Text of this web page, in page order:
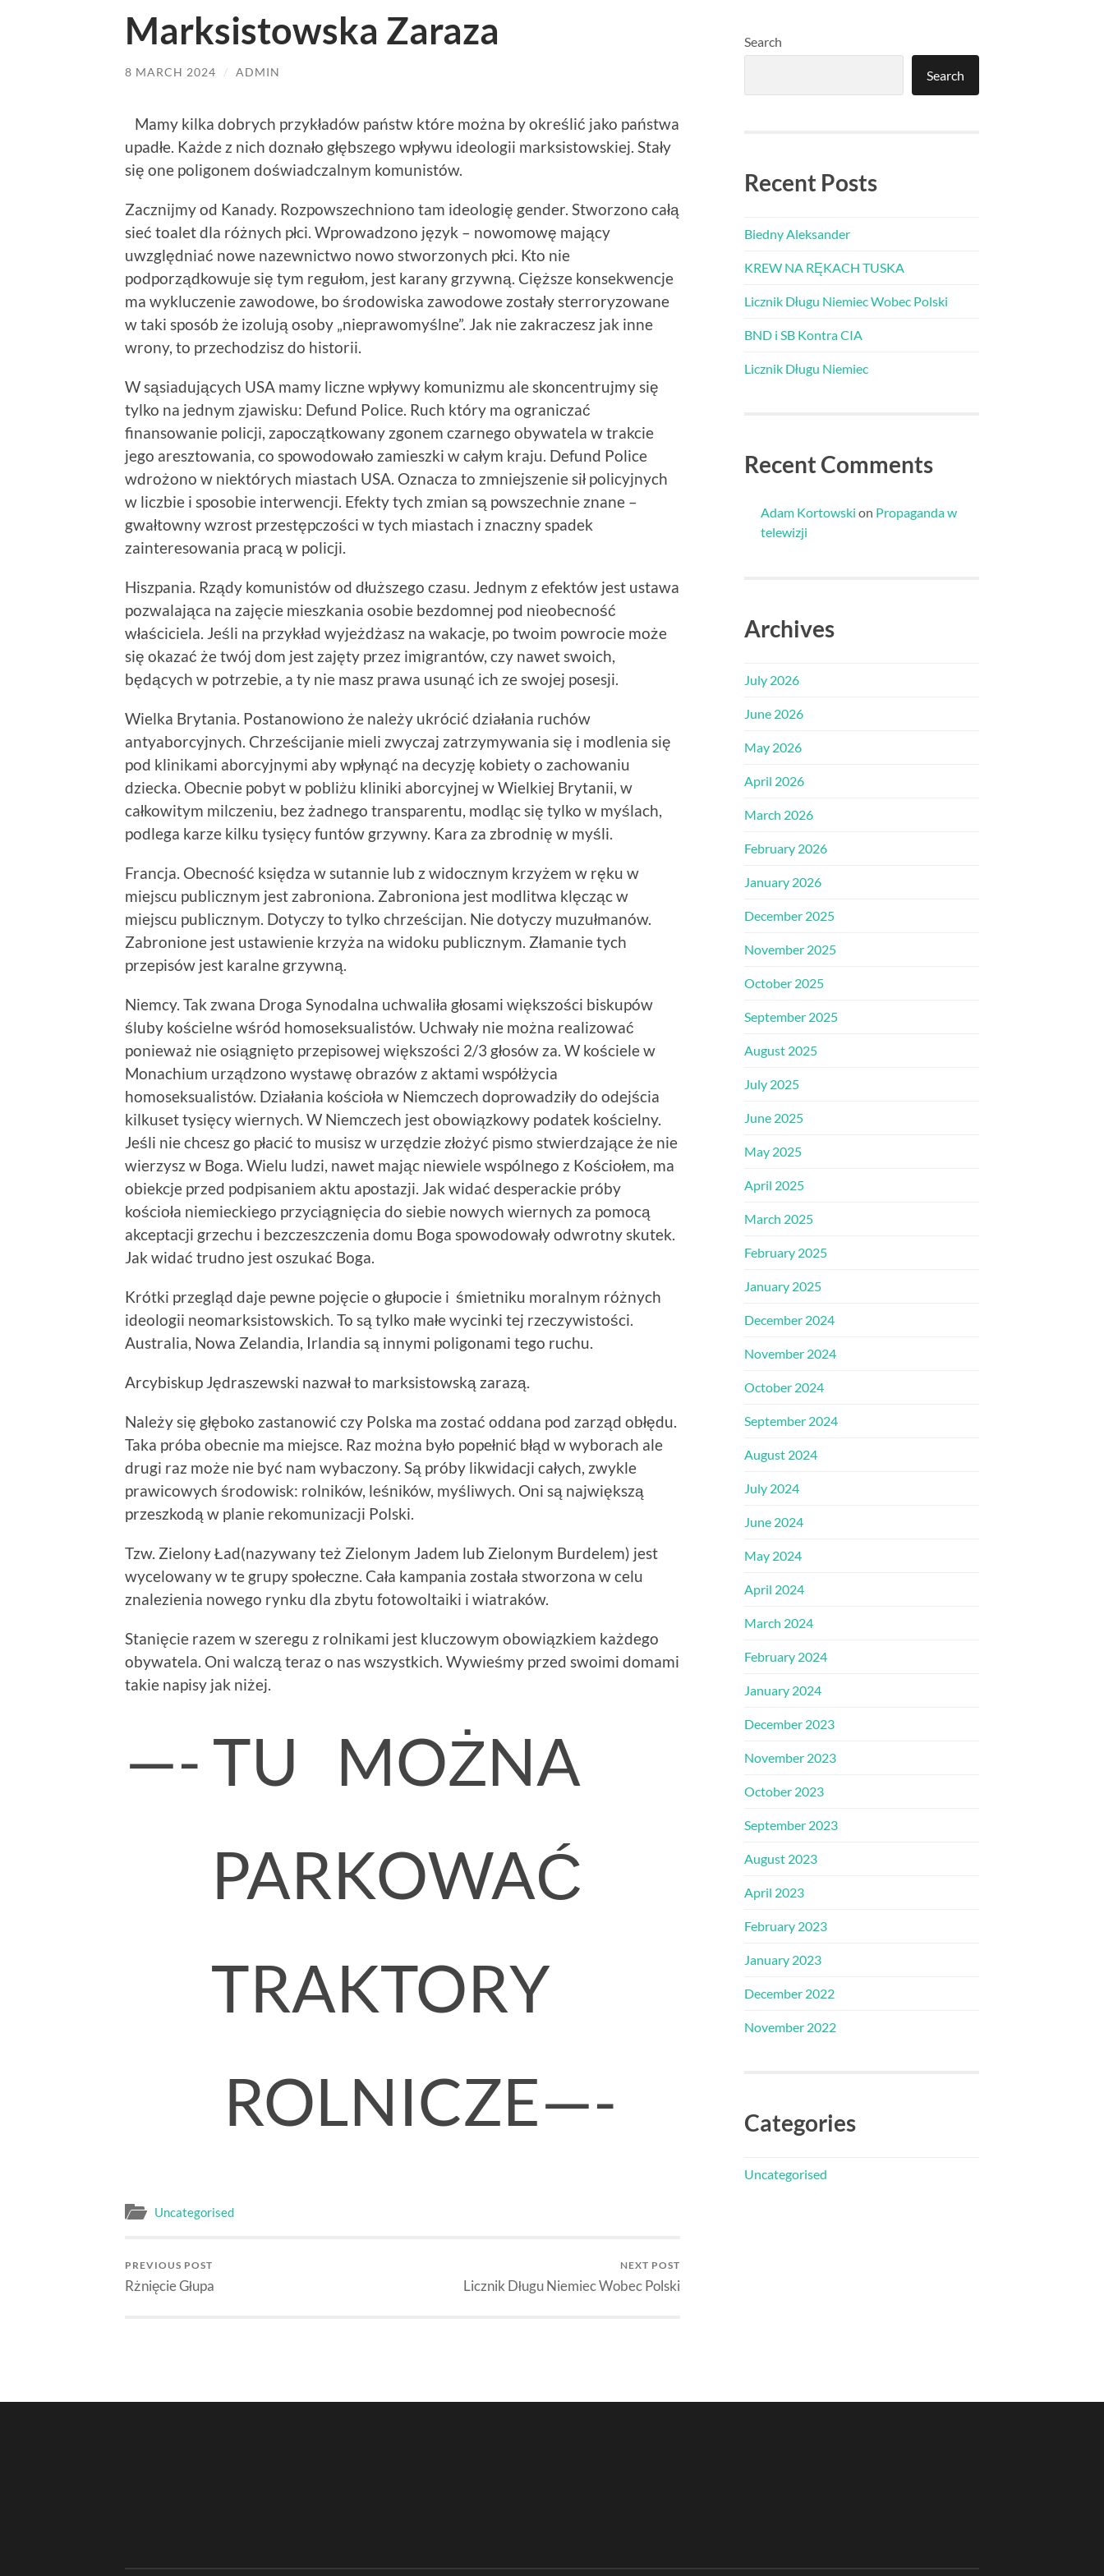
Marksistowska Zaraza
8 MARCH 2024 / ADMIN
Mamy kilka dobrych przykładów państw które można by określić jako państwa
upadłe. Każde z nich doznało głębszego wpływu ideologii marksistowskiej. Stały
się one poligonem doświadczalnym komunistów.
Zacznijmy od Kanady. Rozpowszechniono tam ideologię gender. Stworzono całą
sieć toalet dla różnych płci. Wprowadzono język – nowomowę mający
uwzględniać nowe nazewnictwo nowo stworzonych płci. Kto nie
podporządkowuje się tym regułom, jest karany grzywną. Cięższe konsekwencje
ma wykluczenie zawodowe, bo środowiska zawodowe zostały sterroryzowane
w taki sposób że izolują osoby „nieprawomyślne”. Jak nie zakraczesz jak inne
wrony, to przechodzisz do historii.
W sąsiadujących USA mamy liczne wpływy komunizmu ale skoncentrujmy się
tylko na jednym zjawisku: Defund Police. Ruch który ma ograniczać
finansowanie policji, zapoczątkowany zgonem czarnego obywatela w trakcie
jego aresztowania, co spowodowało zamieszki w całym kraju. Defund Police
wdrożono w niektórych miastach USA. Oznacza to zmniejszenie sił policyjnych
w liczbie i sposobie interwencji. Efekty tych zmian są powszechnie znane –
gwałtowny wzrost przestępczości w tych miastach i znaczny spadek
zainteresowania pracą w policji.
Hiszpania. Rządy komunistów od dłuższego czasu. Jednym z efektów jest ustawa
pozwalająca na zajęcie mieszkania osobie bezdomnej pod nieobecność
właściciela. Jeśli na przykład wyjeżdżasz na wakacje, po twoim powrocie może
się okazać że twój dom jest zajęty przez imigrantów, czy nawet swoich,
będących w potrzebie, a ty nie masz prawa usunąć ich ze swojej posesji.
Wielka Brytania. Postanowiono że należy ukrócić działania ruchów
antyaborcyjnych. Chrześcijanie mieli zwyczaj zatrzymywania się i modlenia się
pod klinikami aborcyjnymi aby wpłynąć na decyzję kobiety o zachowaniu
dziecka. Obecnie pobyt w pobliżu kliniki aborcyjnej w Wielkiej Brytanii, w
całkowitym milczeniu, bez żadnego transparentu, modląc się tylko w myślach,
podlega karze kilku tysięcy funtów grzywny. Kara za zbrodnię w myśli.
Francja. Obecność księdza w sutannie lub z widocznym krzyżem w ręku w
miejscu publicznym jest zabroniona. Zabroniona jest modlitwa klęcząc w
miejscu publicznym. Dotyczy to tylko chrześcijan. Nie dotyczy muzułmanów.
Zabronione jest ustawienie krzyża na widoku publicznym. Złamanie tych
przepisów jest karalne grzywną.
Niemcy. Tak zwana Droga Synodalna uchwaliła głosami większości biskupów
śluby kościelne wśród homoseksualistów. Uchwały nie można realizować
ponieważ nie osiągnięto przepisowej większości 2/3 głosów za. W kościele w
Monachium urządzono wystawę obrazów z aktami współżycia
homoseksualistów. Działania kościoła w Niemczech doprowadziły do odejścia
kilkuset tysięcy wiernych. W Niemczech jest obowiązkowy podatek kościelny.
Jeśli nie chcesz go płacić to musisz w urzędzie złożyć pismo stwierdzające że nie
wierzysz w Boga. Wielu ludzi, nawet mając niewiele wspólnego z Kościołem, ma
obiekcje przed podpisaniem aktu apostazji. Jak widać desperackie próby
kościoła niemieckiego przyciągnięcia do siebie nowych wiernych za pomocą
akceptacji grzechu i bezczeszczenia domu Boga spowodowały odwrotny skutek.
Jak widać trudno jest oszukać Boga.
Krótki przegląd daje pewne pojęcie o głupocie i śmietniku moralnym różnych
ideologii neomarksistowskich. To są tylko małe wycinki tej rzeczywistości.
Australia, Nowa Zelandia, Irlandia są innymi poligonami tego ruchu.
Arcybiskup Jędraszewski nazwał to marksistowską zarazą.
Należy się głęboko zastanowić czy Polska ma zostać oddana pod zarząd obłędu.
Taka próba obecnie ma miejsce. Raz można było popełnić błąd w wyborach ale
drugi raz może nie być nam wybaczony. Są próby likwidacji całych, zwykle
prawicowych środowisk: rolników, leśników, myśliwych. Oni są największą
przeszkodą w planie rekomunizacji Polski.
Tzw. Zielony Ład(nazywany też Zielonym Jadem lub Zielonym Burdelem) jest
wycelowany w te grupy społeczne. Cała kampania została stworzona w celu
znalezienia nowego rynku dla zbytu fotowoltaiki i wiatraków.
Stanięcie razem w szeregu z rolnikami jest kluczowym obowiązkiem każdego
obywatela. Oni walczą teraz o nas wszystkich. Wywieśmy przed swoimi domami
takie napisy jak niżej.
—- TU MOŻNA
PARKOWAĆ
TRAKTORY
ROLNICZE—-
Uncategorised
PREVIOUS POST
Rżnięcie Głupa
NEXT POST
Licznik Długu Niemiec Wobec Polski
Search
Search
Recent Posts
Biedny Aleksander
KREW NA RĘKACH TUSKA
Licznik Długu Niemiec Wobec Polski
BND i SB Kontra CIA
Licznik Długu Niemiec
Recent Comments
Adam Kortowski on Propaganda w
telewizji
Archives
July 2026
June 2026
May 2026
April 2026
March 2026
February 2026
January 2026
December 2025
November 2025
October 2025
September 2025
August 2025
July 2025
June 2025
May 2025
April 2025
March 2025
February 2025
January 2025
December 2024
November 2024
October 2024
September 2024
August 2024
July 2024
June 2024
May 2024
April 2024
March 2024
February 2024
January 2024
December 2023
November 2023
October 2023
September 2023
August 2023
April 2023
February 2023
January 2023
December 2022
November 2022
Categories
Uncategorised